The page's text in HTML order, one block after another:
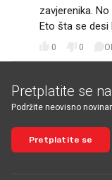
zavjerenika.
Eto šta se desi
0 0
Pretplatite se na
Podržite neovisno
Pretplatite se